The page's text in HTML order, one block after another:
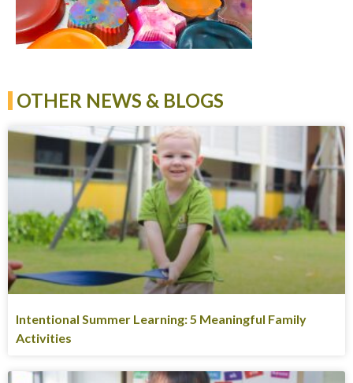
OTHER NEWS & BLOGS
Intentional Summer Learning: 5 Meaningful Family
Activities